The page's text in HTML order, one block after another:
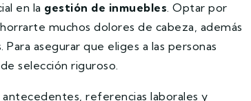
en la gestión de inmuebles. Optar por
muchos dolores de cabeza, además
asegurar que eliges a las personas
selección riguroso.
referencias laborales y